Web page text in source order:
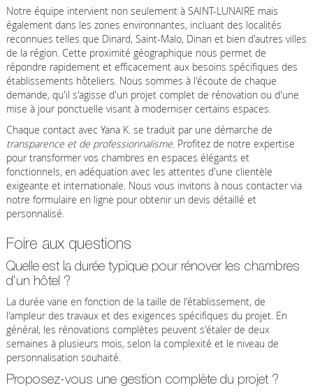
Notre équipe intervient non seulement à SAINT-LUNAIRE mais
également dans les zones environnantes, incluant des localités
reconnues telles que Dinard, Saint-Malo, Dinan et bien d'autres villes
de la région. Cette proximité géographique nous permet de
répondre rapidement et efficacement aux besoins spécifiques des
établissements hôteliers. Nous sommes à l'écoute de chaque
demande, qu'il s'agisse d'un projet complet de rénovation ou d'une
mise à jour ponctuelle visant à moderniser certains espaces.
Chaque contact avec Yana K. se traduit par une démarche de
transparence et de professionnalisme. Profitez de notre expertise
pour transformer vos chambres en espaces élégants et
fonctionnels, en adéquation avec les attentes d'une clientèle
exigeante et internationale. Nous vous invitons à nous contacter via
notre formulaire en ligne pour obtenir un devis détaillé et
personnalisé.
Foire aux questions
Quelle est la durée typique pour rénover les chambres
d'un hôtel ?
La durée varie en fonction de la taille de l'établissement, de
l'ampleur des travaux et des exigences spécifiques du projet. En
général, les rénovations complètes peuvent s'étaler de deux
semaines à plusieurs mois, selon la complexité et le niveau de
personnalisation souhaité.
Proposez-vous une gestion complète du projet ?